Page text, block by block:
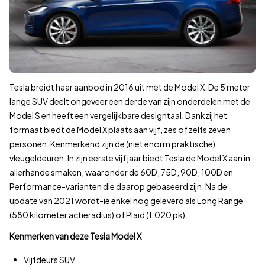
80.000–90.000 km
90.000–100.000 km
100.000–110.000 km
110.000–120.000 km
130.000–140.000 km
140.000–150.000 km
150.000–160.000 km
160.000–170.000 km
170.000–180.000 km
180.000–190.000 km
190.000–200.000 km
200.000–210.000 km
210.000–220.000 km
220.000–230.000 km
240.000 km
Tesla breidt haar aanbod in 2016 uit met de Model X. De 5 meter
lange SUV deelt ongeveer een derde van zijn onderdelen met de
Model S en heeft een vergelijkbare designtaal. Dankzij het
formaat biedt de Model X plaats aan vijf, zes of zelfs zeven
personen. Kenmerkend zijn de (niet enorm praktische)
vleugeldeuren. In zijn eerste vijf jaar biedt Tesla de Model X aan in
allerhande smaken, waaronder de 60D, 75D, 90D, 100D en
Performance-varianten die daarop gebaseerd zijn. Na de
update van 2021 wordt-ie enkel nog geleverd als Long Range
(580 kilometer actieradius) of Plaid (1.020 pk).
Kenmerken van deze Tesla Model X
Vijfdeurs SUV